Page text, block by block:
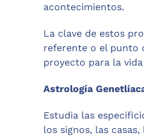
acontecimientos.
La clave de estos
referente o el punto
proyecto para la
Astrología
Estudia las
los signos, las